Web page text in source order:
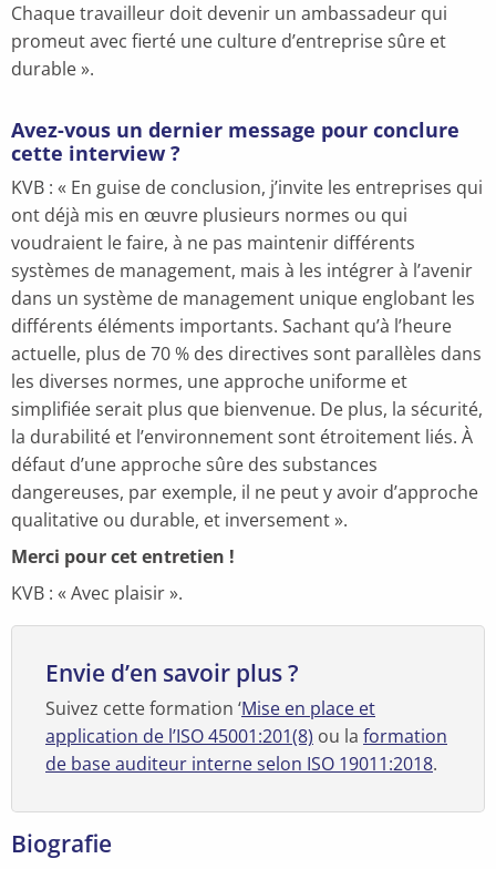
Chaque travailleur doit devenir un ambassadeur qui
promeut avec fierté une culture d’entreprise sûre et
durable ».
Avez-vous un dernier message pour conclure
cette interview ?
KVB : « En guise de conclusion, j’invite les entreprises qui
ont déjà mis en œuvre plusieurs normes ou qui
voudraient le faire, à ne pas maintenir différents
systèmes de management, mais à les intégrer à l’avenir
dans un système de management unique englobant les
différents éléments importants. Sachant qu’à l’heure
actuelle, plus de 70 % des directives sont parallèles dans
les diverses normes, une approche uniforme et
simplifiée serait plus que bienvenue. De plus, la sécurité,
la durabilité et l’environnement sont étroitement liés. À
défaut d’une approche sûre des substances
dangereuses, par exemple, il ne peut y avoir d’approche
qualitative ou durable, et inversement ».
Merci pour cet entretien !
KVB : « Avec plaisir ».
Envie d’en savoir plus ?
Suivez cette formation ‘Mise en place et
application de l’ISO 45001:201(8) ou la formation
de base auditeur interne selon ISO 19011:2018.
Biografie